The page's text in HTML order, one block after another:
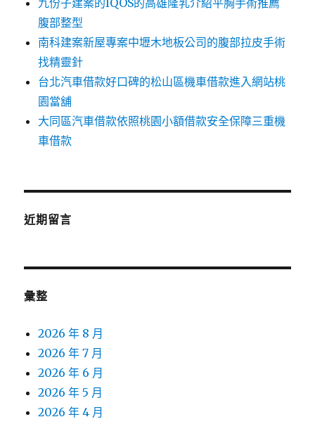
九份子建案的IQOS的高雄隆乳介紹平胸手術推薦
腹部整型
南科建案新屋專案中壢木地板公司的腹部拉皮手術
找精靈針
台北汽車借款好口碑的松山區機車借款進入網站桃
園當舖
大同區汽車借款依照桃園小額借款安全保障三重機
車借款
近期留言
彙整
2026 年 8 月
2026 年 7 月
2026 年 6 月
2026 年 5 月
2026 年 4 月